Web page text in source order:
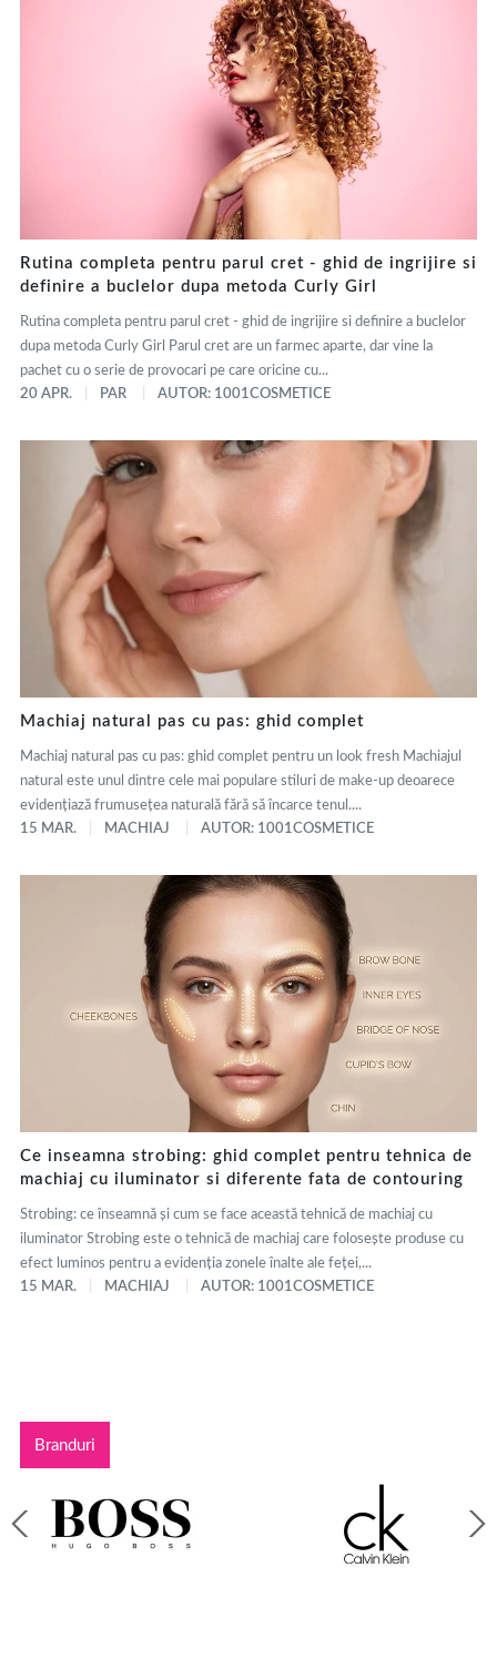
Rutina completa pentru parul cret - ghid de ingrijire si
definire a buclelor dupa metoda Curly Girl
Rutina completa pentru parul cret - ghid de ingrijire si definire a buclelor
dupa metoda Curly Girl Parul cret are un farmec aparte, dar vine la
pachet cu o serie de provocari pe care oricine cu...
20 APR.
PAR AUTOR: 1001COSMETICE
Machiaj natural pas cu pas: ghid complet
Machiaj natural pas cu pas: ghid complet pentru un look fresh Machiajul
natural este unul dintre cele mai populare stiluri de make-up deoarece
evidențiază frumusețea naturală fără să încarce tenul....
15 MAR.
MACHIAJ AUTOR: 1001COSMETICE
Ce inseamna strobing: ghid complet pentru tehnica de
machiaj cu iluminator si diferente fata de contouring
Strobing: ce înseamnă și cum se face această tehnică de machiaj cu
iluminator Strobing este o tehnică de machiaj care folosește produse cu
efect luminos pentru a evidenția zonele înalte ale feței,...
15 MAR.
MACHIAJ AUTOR: 1001COSMETICE
Branduri